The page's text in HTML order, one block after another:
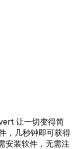
让一切变得简
，几秒钟即可获得
装软件，无需注